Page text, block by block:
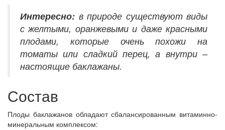
Интересно: в природе существуют виды
с желтыми, оранжевыми и даже красными
плодами, которые очень похожи на
томаты или сладкий перец, а внутри –
настоящие баклажаны.
Состав
Плоды баклажанов обладают сбалансированным витаминно-
минеральным комплексом: